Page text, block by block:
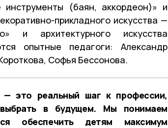
инструменты (баян, аккордеон)» и
прикладного искусства —
и архитектурного искусства
опытные педагоги: Александр
Софья Бессонова.
это реальный шаг к профессии,
в будущем. Мы понимаем
обеспечить детям максимум